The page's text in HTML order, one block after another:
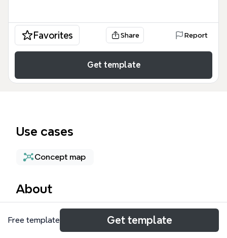
Favorites Share Report
Get template
Use cases
Concept map
About
El mapa mental Design Thinking es una guía visual
de 50 nodos que explica la metodología centrada
Free template Get template